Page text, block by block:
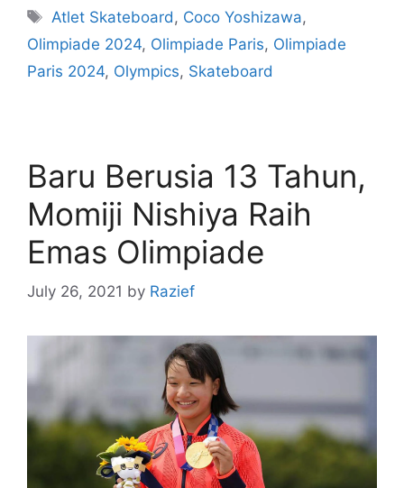
Atlet Skateboard , Coco Yoshizawa,
Olimpiade 2024, Olimpiade Paris, Olimpiade
Paris 2024, Olympics, Skateboard
Baru Berusia 13 Tahun,
Momiji Nishiya Raih
Emas Olimpiade
July 26, 2021 by Razief